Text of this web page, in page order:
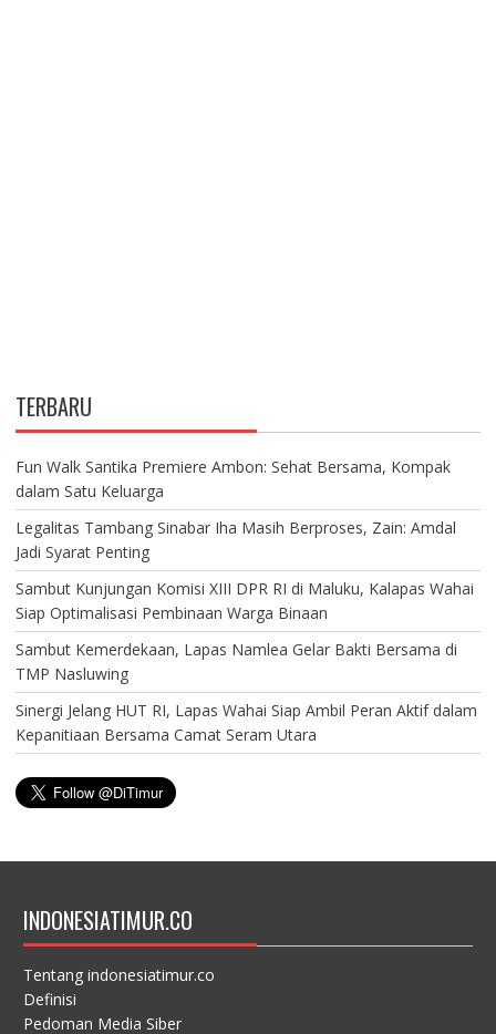
TERBARU
Fun Walk Santika Premiere Ambon: Sehat Bersama, Kompak
dalam Satu Keluarga
Legalitas Tambang Sinabar Iha Masih Berproses, Zain: Amdal
Jadi Syarat Penting
Sambut Kunjungan Komisi XIII DPR RI di Maluku, Kalapas Wahai
Siap Optimalisasi Pembinaan Warga Binaan
Sambut Kemerdekaan, Lapas Namlea Gelar Bakti Bersama di
TMP Nasluwing
Sinergi Jelang HUT RI, Lapas Wahai Siap Ambil Peran Aktif dalam
Kepanitiaan Bersama Camat Seram Utara
INDONESIATIMUR.CO
Tentang indonesiatimur.co
Definisi
Pedoman Media Siber